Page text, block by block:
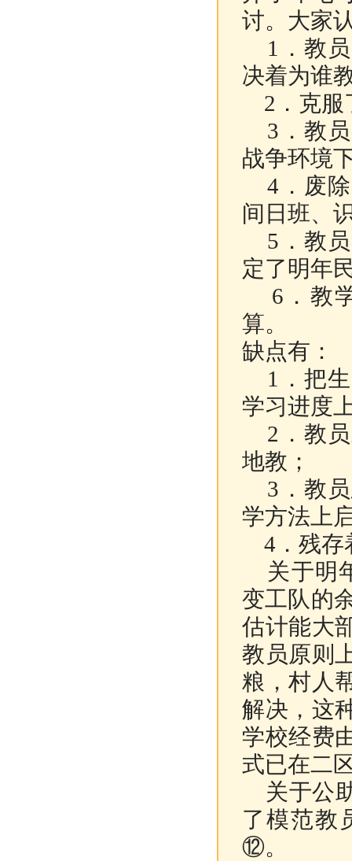
讨。大家
1． 教
决着为谁
2． 克服
3． 教
战争环境
4． 废
间日班、
5． 教
定了明年
6． 教
算。
缺点有：
1． 把
学习进度
2． 教
地教；
3 ．教
学方法上
4 ．残
关于明
变工队的
估计能大
教员原则
粮，村人
解决，这
学校经费
式已在二
关于公
了模范教
⑫。